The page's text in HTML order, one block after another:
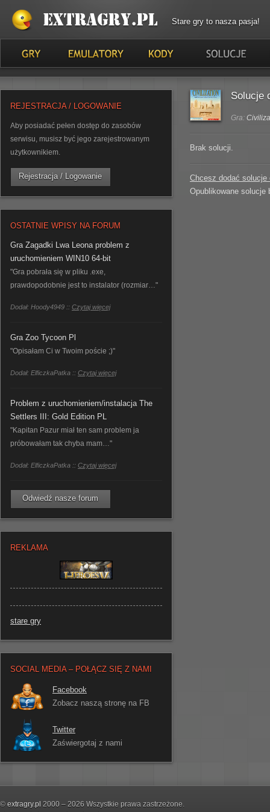
Stare gry to nasza pasja!
REJESTRACJA / LOGOWANIE
Aby posiadać pełen dostęp do zasobów
serwisu, musisz być jego zarejestrowanym
użytkownikiem.
Rejestracja / Logowanie
OSTATNIE WPISY NA FORUM
Gra Zagadki Lwa Leona problem z
uruchomieniem WIN10 64-bit
"Gra pobrała się w pliku .exe,
prawdopodobnie jest to instalator (rozmiar…"
Dodał: Hoody4949 :: Czytaj więcej
Gra Zoo Tycoon Pl
"Opisałam Ci w Twoim poście ;)"
Dodał: ElficzkaPatka :: Czytaj więcej
Problem z uruchomieniem/instalacja The
Settlers III: Gold Edition PL
"Kapitan Pazur miał ten sam problem ja
próbowałam tak chyba mam…"
Dodał: ElficzkaPatka :: Czytaj więcej
Odwiedź nasze forum
REKLAMA
stare gry
SOCIAL MEDIA – POŁĄCZ SIĘ Z NAMI
Facebook
Zobacz naszą stronę na FB
Twitter
Zaświergotaj z nami
Solucje
Gra:
Brak solucji.
Chcesz dodać solucje
Opublikowane solucje
© extragry.pl 2000 – 2026 Wszystkie prawa zastrzeżone.